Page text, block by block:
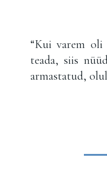
“Kui varem
teada, siis
armastatud,